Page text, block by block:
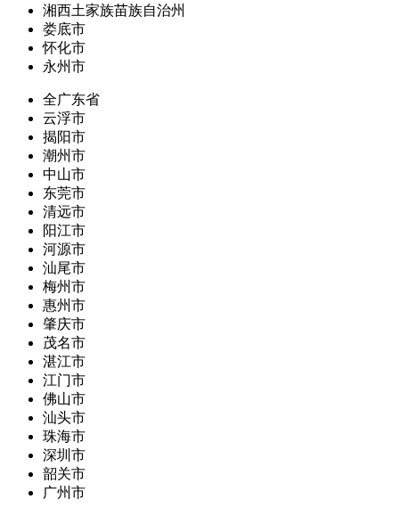
湘西土家族苗族自治州
娄底市
怀化市
永州市
全广东省
云浮市
揭阳市
潮州市
中山市
东莞市
清远市
阳江市
河源市
汕尾市
梅州市
惠州市
肇庆市
茂名市
湛江市
江门市
佛山市
汕头市
珠海市
深圳市
韶关市
广州市